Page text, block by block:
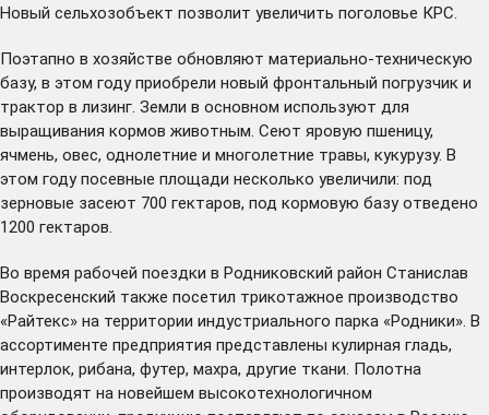
Новый сельхозобъект позволит увеличить поголовье КРС.
Поэтапно в хозяйстве обновляют материально-техническую
базу, в этом году приобрели новый фронтальный погрузчик и
трактор в лизинг. Земли в основном используют для
выращивания кормов животным. Сеют яровую пшеницу,
ячмень, овес, однолетние и многолетние травы, кукурузу. В
этом году посевные площади несколько увеличили: под
зерновые засеют 700 гектаров, под кормовую базу отведено
1200 гектаров.
Во время рабочей поездки в Родниковский район Станислав
Воскресенский также посетил трикотажное производство
«Райтекс» на территории индустриального парка «Родники». В
ассортименте предприятия представлены кулирная гладь,
интерлок, рибана, футер, махра, другие ткани. Полотна
производят на новейшем высокотехнологичном